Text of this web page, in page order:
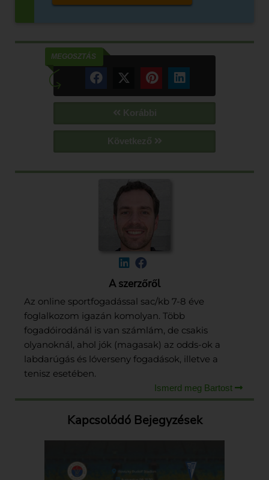
MEGOSZTÁS
Korábbi
Következő
A szerzőről
Az online sportfogadással sac/kb 7-8 éve
foglalkozom igazán komolyan. Több
fogadóirodánál is van számlám, de csakis
olyanoknál, ahol jók (magasak) az odds-ok a
labdarúgás és lóverseny fogadások, illetve a
tenisz esetében.
Ismerd meg Bartost
Kapcsolódó Bejegyzések